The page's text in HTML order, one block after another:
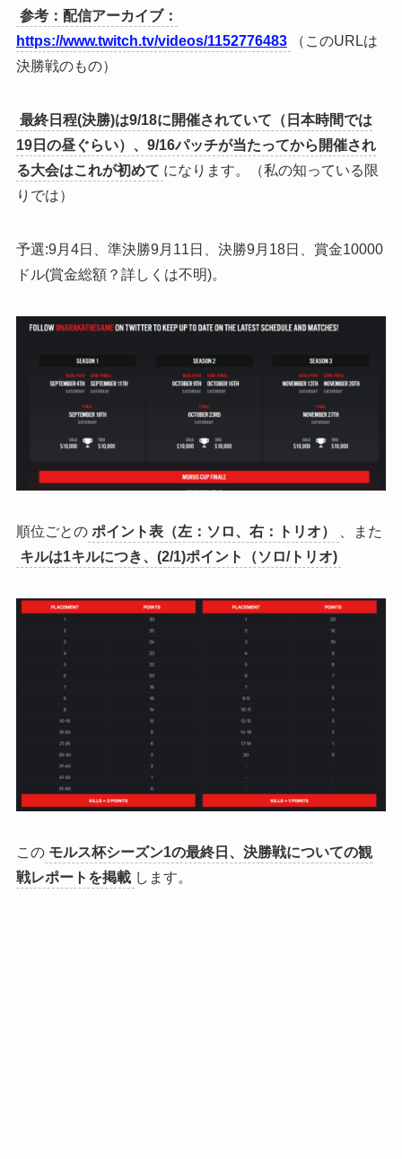
参考：配信アーカイブ：
https://www.twitch.tv/videos/1152776483
（このURLは
決勝戦のもの）
最終日程(決勝)は9/18に開催されていて（日本時間では
19日の昼ぐらい）、9/16パッチが当たってから開催され
る大会はこれが初めて になります。（私の知っている限
りでは）
予選:9月4日、準決勝9月11日、決勝9月18日、賞金10000
ドル(賞金総額？詳しくは不明)。
順位ごとの ポイント表（左：ソロ、右：トリオ）
、また
キルは1キルにつき、(2/1)ポイント（ソロ/トリオ)
この モルス杯シーズン1の最終日、決勝戦についての観
戦レポートを掲載 します。